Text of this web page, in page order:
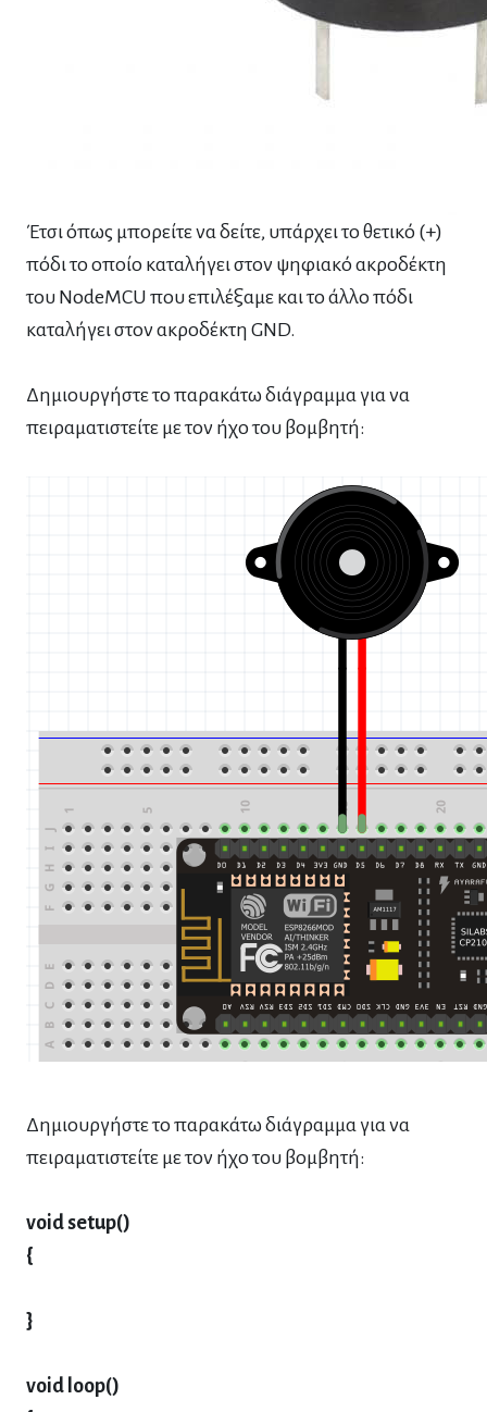
Έτσι όπως μπορείτε να δείτε, υπάρχει το θετικό (+)
πόδι το οποίο καταλήγει στον ψηφιακό ακροδέκτη
του NodeMCU που επιλέξαμε και το άλλο πόδι
καταλήγει στον ακροδέκτη GND.
Δημιουργήστε το παρακάτω διάγραμμα για να
πειραματιστείτε με τον ήχο του βομβητή:
Δημιουργήστε το παρακάτω διάγραμμα για να
πειραματιστείτε με τον ήχο του βομβητή:
void setup()
{
}
void loop()